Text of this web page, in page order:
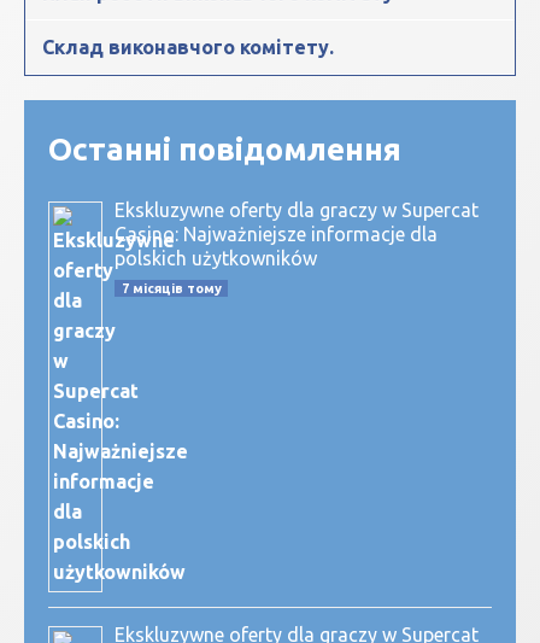
Склад виконавчого комітету.
Останні повідомлення
Ekskluzywne oferty dla graczy w Supercat
Casino: Najważniejsze informacje dla
polskich użytkowników
7 місяців тому
Ekskluzywne oferty dla graczy w Supercat